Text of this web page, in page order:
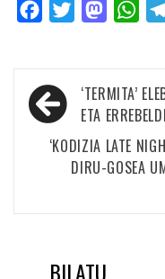
FacebookTwitter
Bidalketetan
zehar
nabigatu
‘TERMITA’
ETA
‘KODIZIA LATE
DIRU-GOSEA
BILATU